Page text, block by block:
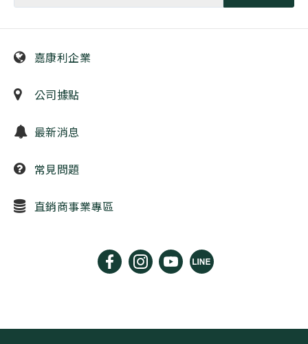
嘉康利企業
公司據點
最新消息
常見問題
直銷商事業專區